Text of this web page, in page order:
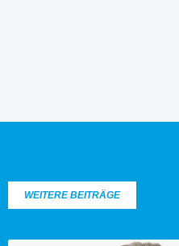
WEITERE BEITRÄGE